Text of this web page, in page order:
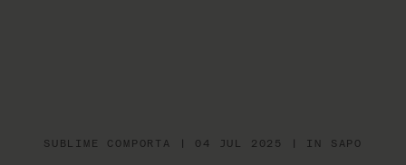
SUBLIME COMPORTA | 04 JUL 2025 | IN SAPO